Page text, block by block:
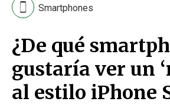
Smartphones
¿De qué
gustaría ver un
al estilo iPhone